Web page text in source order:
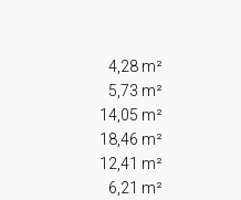
4,28 m²
5,73 m²
14,05 m²
18,46 m²
12,41 m²
6,21 m²